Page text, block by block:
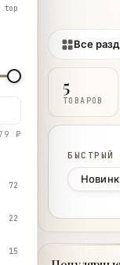
Все
5
ТОВАРОВ
БЫСТРЫЙ
top
₽
72
22
15